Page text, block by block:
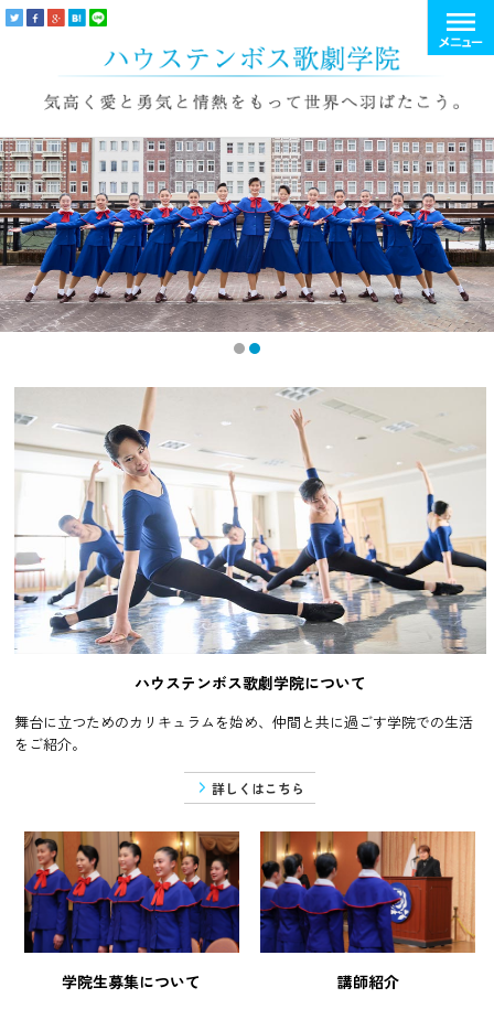
ハウステンボス歌劇学院について
舞台に立つためのカリキュラムを始め、仲間と共に過ごす学院での生活
をご紹介。
詳しくはこちら
学院生募集について 講師紹介